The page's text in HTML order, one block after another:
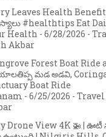
Leaves Health
#healthtips Eat
Health - 6/28/2026 -
Akbar
Forest Boat Ride
మడ అడవి,
Boat Ride
- 6/25/2026 -
Drone View 4K 🚁 | ఊటీ